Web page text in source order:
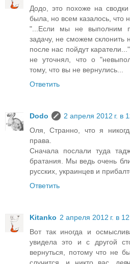
Додо, это похоже на
была, но всем казалось, что
"...Если мы не выполним
задачу, не сможем склонить
после нас пойдут
не уточнял, что о
тому, что вы не вернулись...
Ответить
Dodo
2 апреля 2012 г. в
Оля, Странно, что я
права.
Сначала послали туда
братания. Мы ведь очень
русских, украинцев и
Ответить
Kitanko 2 апреля 2012 г. в
Вот так иногда и
увидела это и с другой
вернуться, потому что не